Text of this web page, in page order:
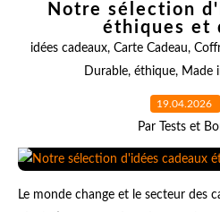
Notre sélection
éthiques et
idées cadeaux, Carte Cadeau,
Durable, éthique, Made
19.04.2026
Par Tests et
Le monde change et le secteur des